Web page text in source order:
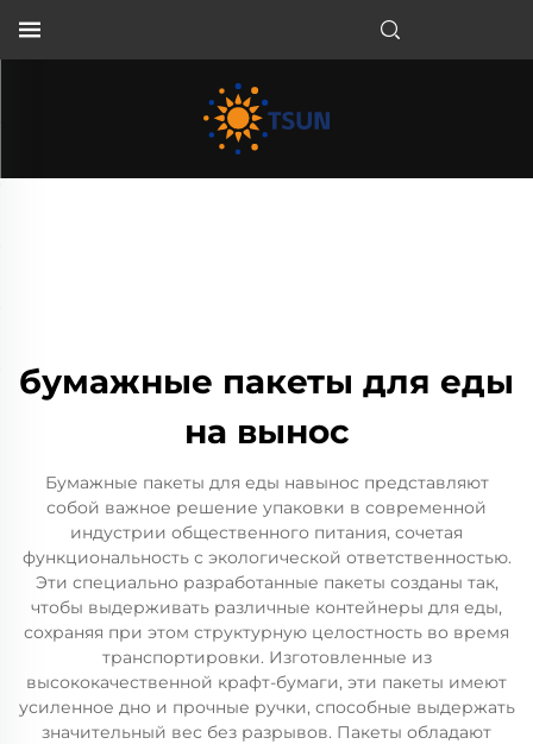
бумажные пакеты для еды
на вынос
Бумажные пакеты для еды навынос представляют
собой важное решение упаковки в современной
индустрии общественного питания, сочетая
функциональность с экологической ответственностью.
Эти специально разработанные пакеты созданы так,
чтобы выдерживать различные контейнеры для еды,
сохраняя при этом структурную целостность во время
транспортировки. Изготовленные из
высококачественной крафт-бумаги, эти пакеты имеют
усиленное дно и прочные ручки, способные выдержать
значительный вес без разрывов. Пакеты обладают